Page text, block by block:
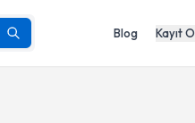
Blog Kayıt